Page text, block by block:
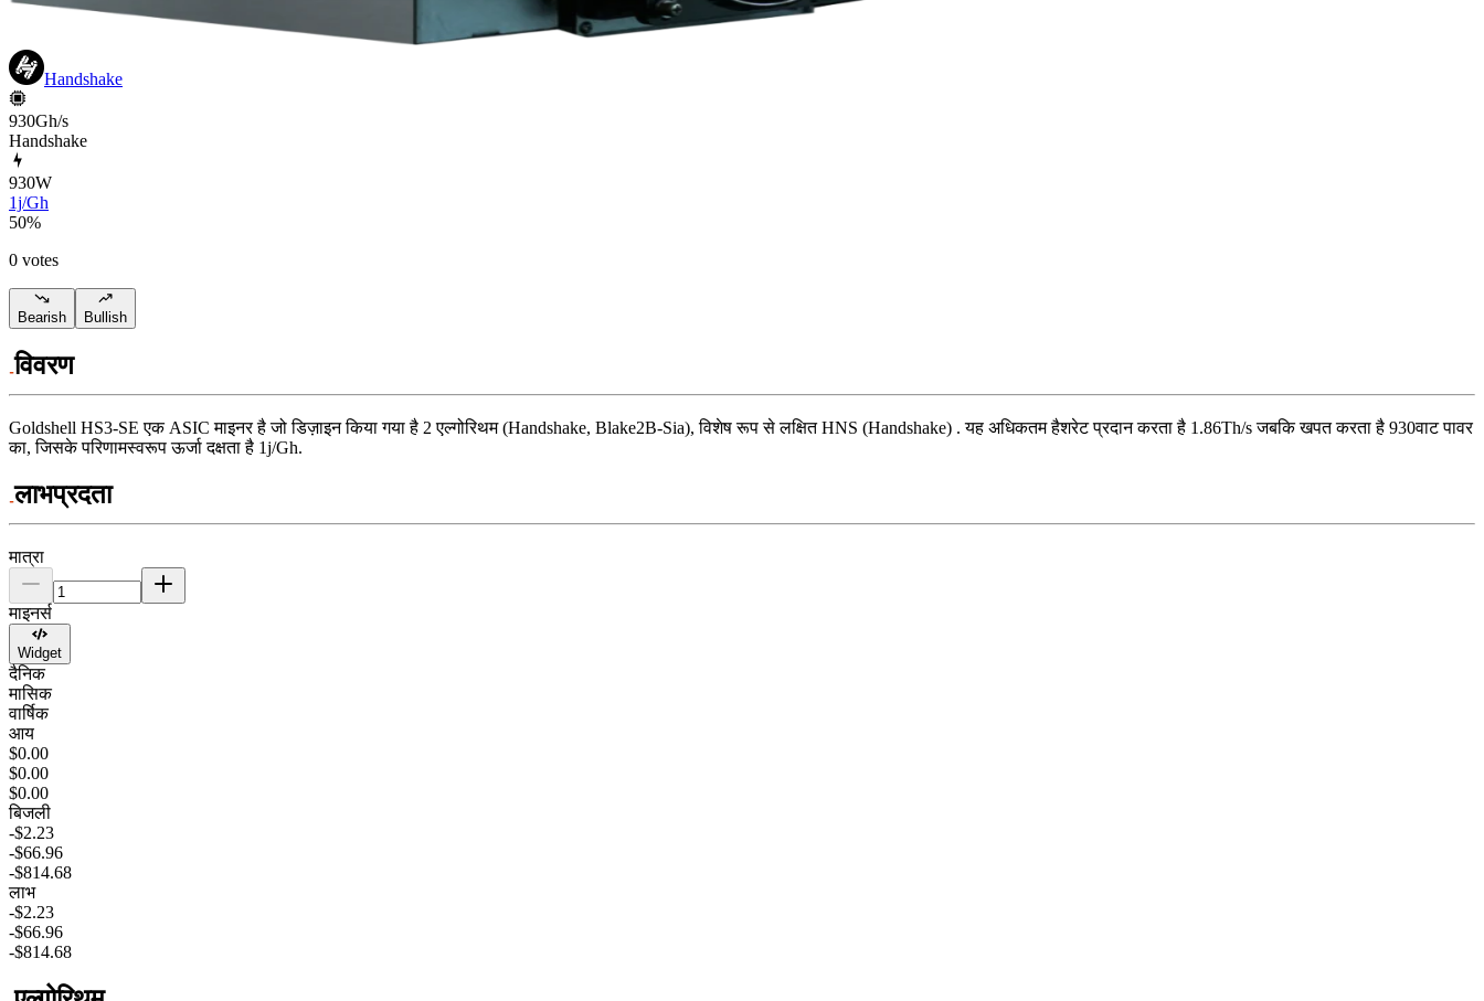
Handshake
930Gh/s
Handshake
930W
1j/Gh
50%
0 votes
Bearish Bullish
विवरण
Goldshell HS3-SE एक ASIC माइनर है जो डिज़ाइन किया गया है 2 एल्गोरिथम (Handshake, Blake2B-Sia),विशेष रूप से लक्षित HNS (Handshake) .यह अधिकतम हैशरेट प्रदान करता है 1.86Th/s जबकि खपत करता है 930वाट पावर
का, जिसके परिणामस्वरूप ऊर्जा दक्षता है 1j/Gh.
लाभप्रदता
मात्रा
माइनर्स
Widget
दैनिक
मासिक
वार्षिक
आय
$0.00
$0.00
$0.00
बिजली
-$2.23
-$66.96
-$814.68
लाभ
-$2.23
-$66.96
-$814.68